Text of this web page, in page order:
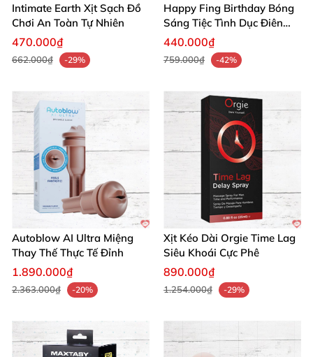
Intimate Earth Xịt Sạch Đồ
Chơi An Toàn Tự Nhiên
470.000₫
662.000₫ -29%
Happy Fing Birthday Bóng
Sáng Tiệc Tình Dục Điên
Cuồng
440.000₫
759.000₫ -42%
Autoblow AI Ultra Miệng
Thay Thế Thực Tế Đỉnh
1.890.000₫
2.363.000₫ -20%
Xịt Kéo Dài Orgie Time Lag
Siêu Khoái Cực Phê
890.000₫
1.254.000₫ -29%